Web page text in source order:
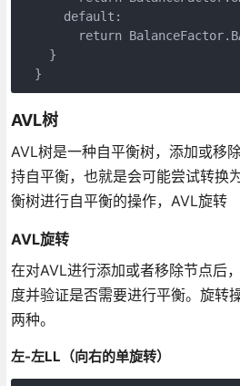
      default:
return
    }
  }
AVL树
AVL树是一种自平衡树，添加或移
持自平衡，也就是会可能尝试转换
衡树进行自平衡的操作，AVL旋转
AVL旋转
在对AVL进行添加或者移除节点后
度并验证是否需要进行平衡。旋转
两种。
左-左LL（向右的单旋转）